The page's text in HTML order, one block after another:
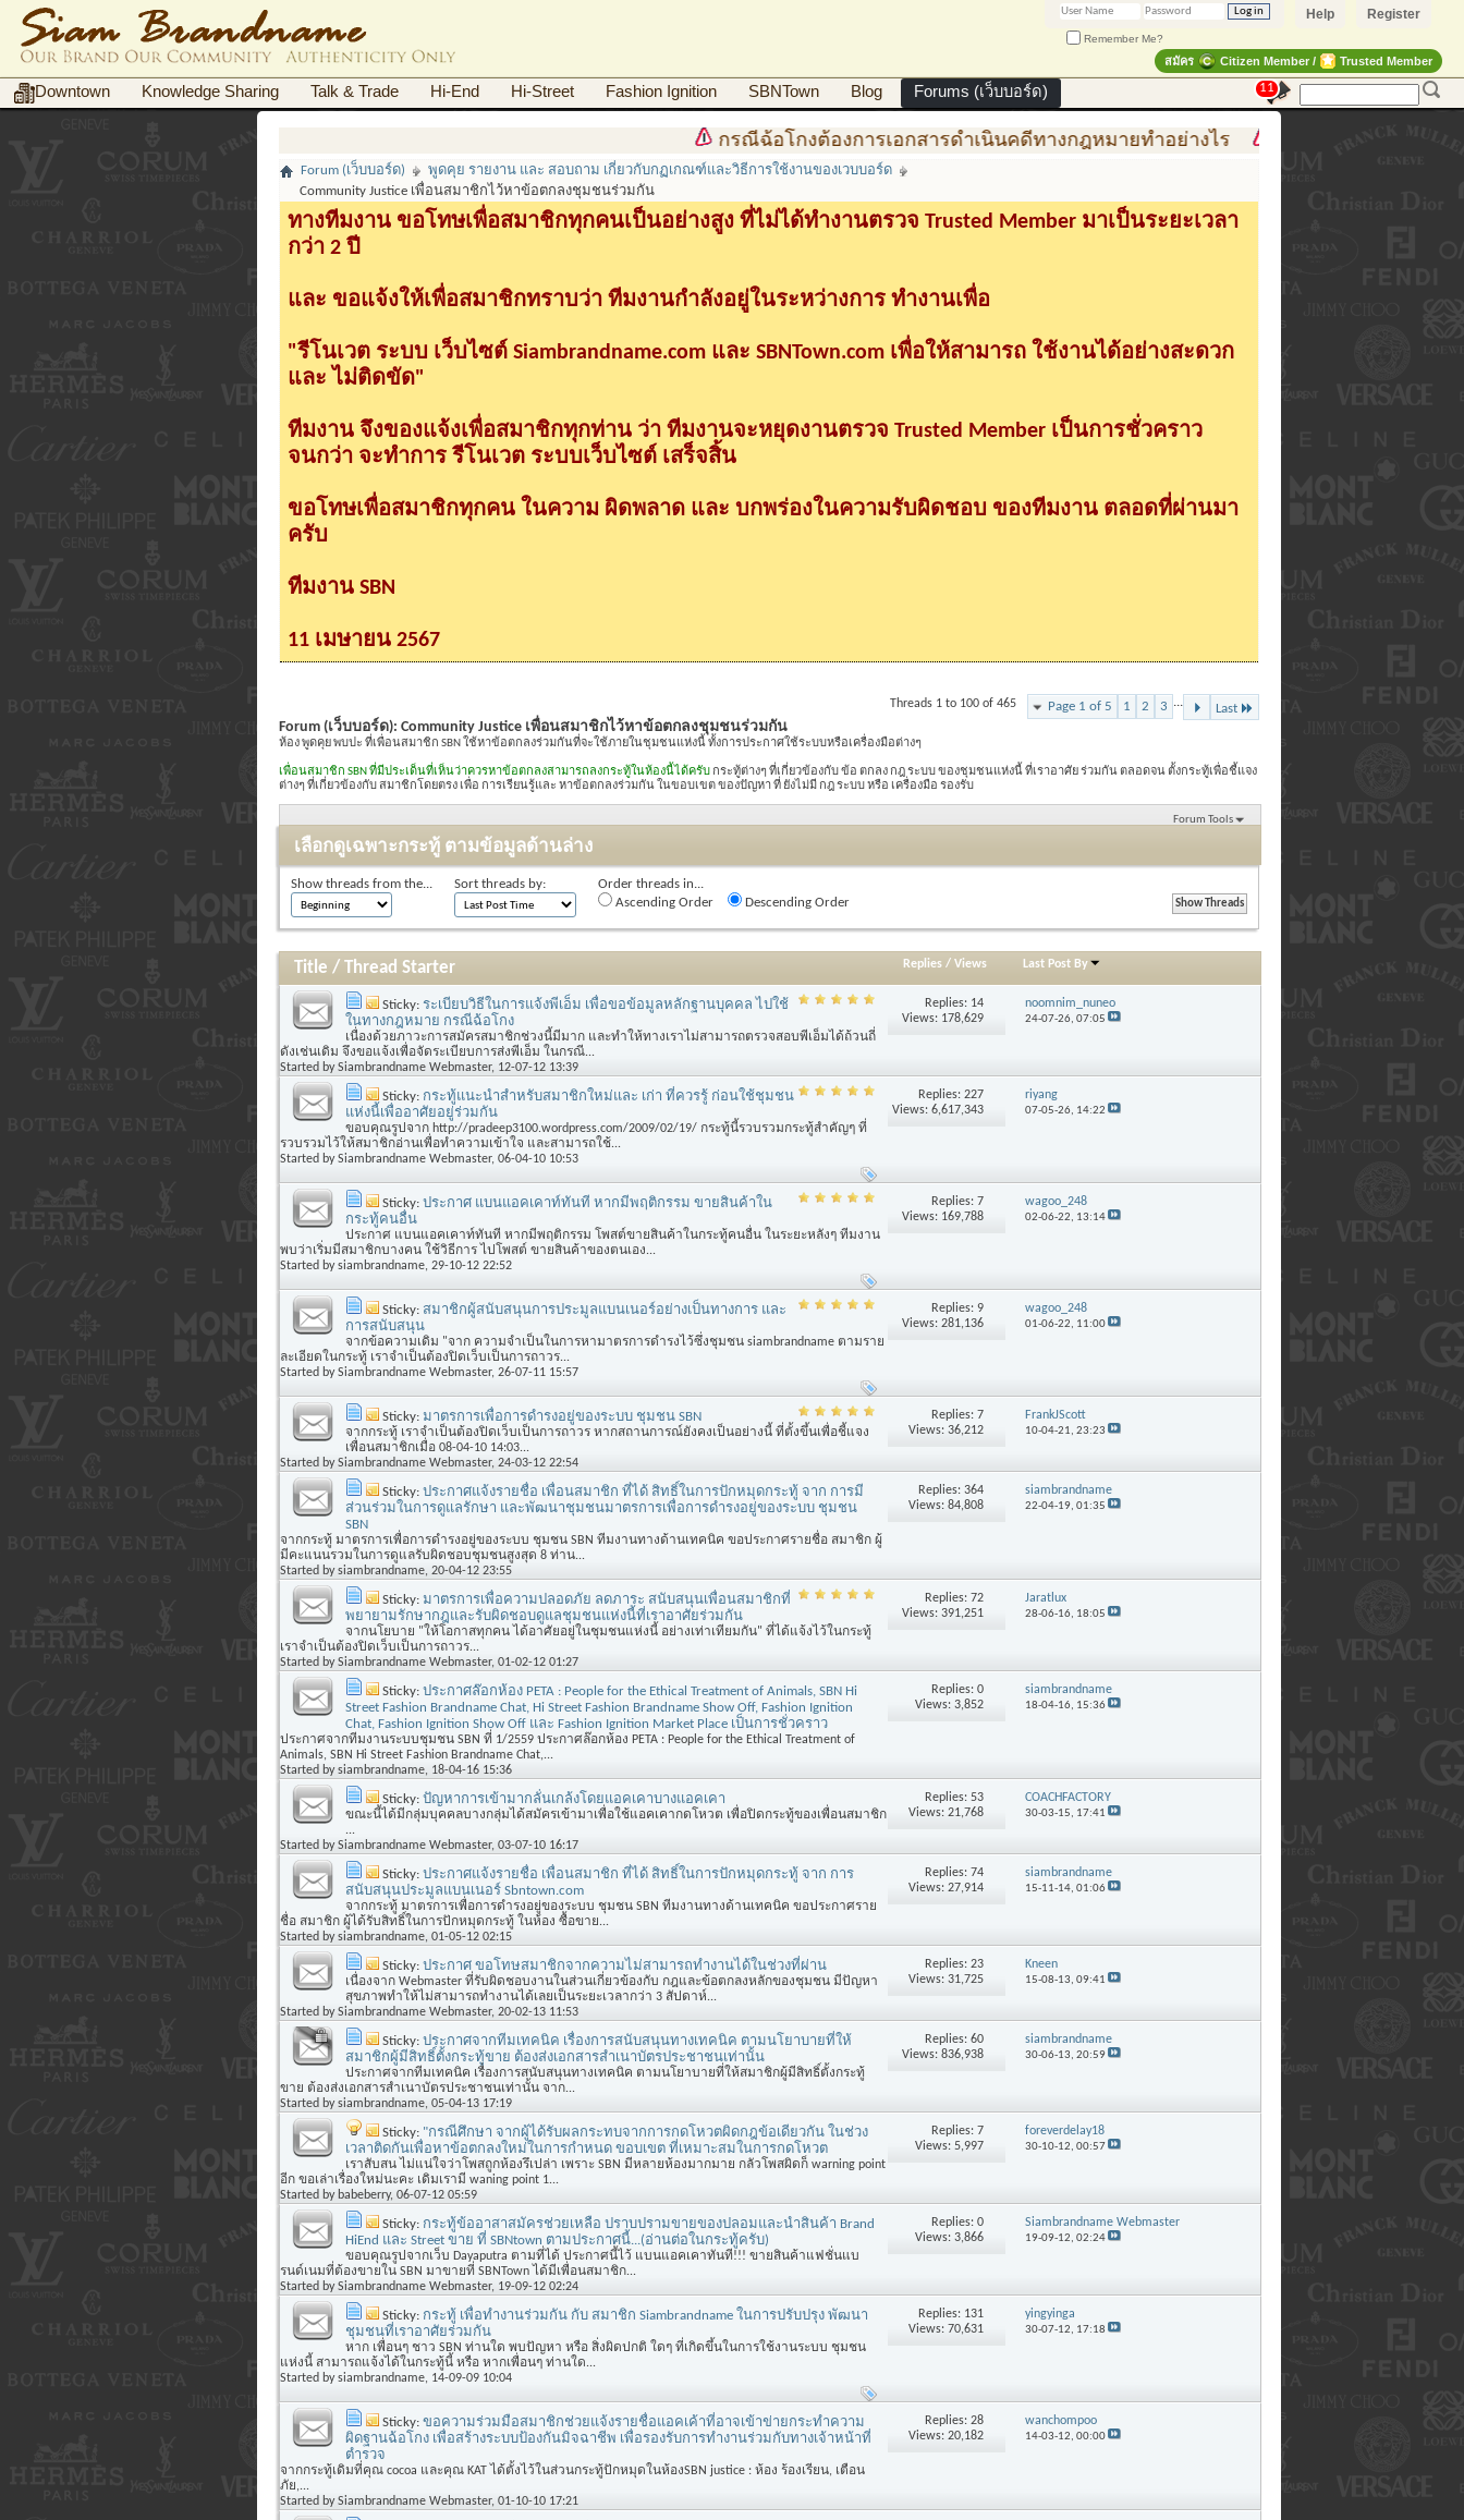
Register
Help
Remember Me?
สมัคร Citizen Member / Trusted Member
Downtown Knowledge Sharing Talk & Trade Hi-End Hi-Street Fashion Ignition SBNTown Blog Forums (เว็บบอร์ด) 11
กรณีฉ้อโกงต้องการเอกสารดำเนินคดีทางกฎหมายทำอย่างไร การสร้าง สินค้าแฟชั่น สู่สินค้
Forum (เว็บบอร์ด)
พูดคุย รายงาน และ สอบถาม เกี่ยวกับกฏเกณฑ์และวิธีการใช้งานของเวบบอร์ด
Community Justice เพื่อนสมาชิกไว้หาข้อตกลงชุมชนร่วมกัน
ทางทีมงาน ขอโทษเพื่อสมาชิกทุกคนเป็นอย่างสูง ที่ไม่ได้ทำงานตรวจ Trusted Member มาเป็นระยะเวลา
กว่า 2 ปี
และ ขอแจ้งให้เพื่อสมาชิกทราบว่า ทีมงานกำลังอยู่ในระหว่างการ ทำงานเพื่อ
"รีโนเวต ระบบ เว็บไซต์ Siambrandname.com และ SBNTown.com เพื่อให้สามารถ ใช้งานได้อย่างสะดวก
และ ไม่ติดขัด"
ทีมงาน จึงของแจ้งเพื่อสมาชิกทุกท่าน ว่า ทีมงานจะหยุดงานตรวจ Trusted Member เป็นการชั่วคราว
จนกว่า จะทำการ รีโนเวต ระบบเว็บไซต์ เสร็จสิ้น
ขอโทษเพื่อสมาชิกทุกคน ในความ ผิดพลาด และ บกพร่องในความรับผิดชอบ ของทีมงาน ตลอดที่ผ่านมา
ครับ
ทีมงาน SBN
11 เมษายน 2567
Page 1 of 5 1 2 3 ... Last
Threads 1 to 100 of 465
Forum (เว็บบอร์ด): Community Justice เพื่อนสมาชิกไว้หาข้อตกลงชุมชนร่วมกัน
ห้อง พูดคุย พบปะ ที่เพื่อนสมาชิก SBN ใช้หาข้อตกลงร่วมกันที่จะใช้ภายในชุมชนแห่งนี้ ทั้งการประกาศใช้ระบบหรือเครื่องมือต่างๆ
เพื่อนสมาชิก SBN ที่มีประเด็นที่เห็นว่าควรหาข้อตกลงสามารถลงกระทู้ในห้องนี้ได้ครับ กระทู้ต่างๆ ที่เกี่ยวข้องกับ ข้อ ตกลง กฎ ระบบ ของชุมชนแห่งนี้ ที่เราอาศัย ร่วมกัน ตลอดจน ตั้งกระทู้เพื่อชี้แจง
ต่างๆ ที่เกี่ยวข้องกับ สมาชิกโดยตรง เพื่อ การเรียนรู้และ หาข้อตกลงร่วมกัน ในขอบเขต ของปัญหา ที่ ยังไม่มี กฎ ระบบ หรือ เครื่องมือ รองรับ
Forum Tools
เลือกดูเฉพาะกระทู้ ตามข้อมูลด้านล่าง
Show threads from the... Sort threads by:
Order threads in...
Ascending Order
Descending Order
Title / Thread Starter Replies/ Views Last Post By
Sticky: ระเบียบวิธีในการแจ้งพีเอ็ม เพื่อขอข้อมูลหลักฐานบุคคล ไปใช้
ในทางกฎหมาย กรณีฉ้อโกง
เนื่องด้วยภาวะการสมัครสมาชิกช่วงนี้มีมาก และทำให้ทางเราไม่สามารถตรวจสอบพีเอ็มได้ถ้วนถี่
ดังเช่นเดิม จึงขอแจ้งเพื่อจัดระเบียบการส่งพีเอ็ม ในกรณี...
Started bySiambrandname Webmaster, 12-07-12 13:39
Replies: 14
Views: 178,629
noomnim_nuneo
24-07-26, 07:05
Sticky: กระทู้แนะนำสำหรับสมาชิกใหม่และ เก่า ที่ควรรู้ ก่อนใช้ชุมชน
แห่งนี้เพื่ออาศัยอยู่ร่วมกัน
ขอบคุณรูปจาก http://pradeep3100.wordpress.com/2009/02/19/ กระทู้นี้รวบรวมกระทู้สำคัญๆ ที่
รวบรวมไว้ให้สมาชิกอ่านเพื่อทำความเข้าใจ และสามารถใช้...
Started bySiambrandname Webmaster, 06-04-10 10:53
Replies: 227
Views: 6,617,343
riyang
07-05-26, 14:22
Sticky: ประกาศ แบนแอคเคาท์ทันที หากมีพฤติกรรม ขายสินค้าใน
กระทู้คนอื่น
ประกาศ แบนแอคเคาท์ทันที หากมีพฤติกรรม โพสต์ขายสินค้าในกระทู้คนอื่น ในระยะหลังๆ ทีมงาน
พบว่าเริ่มมีสมาชิกบางคน ใช้วิธีการ ไปโพสต์ ขายสินค้าของตนเอง...
Started bysiambrandname, 29-10-12 22:52
Replies: 7
Views: 169,788
wagoo_248
02-06-22, 13:14
Sticky: สมาชิกผู้สนับสนุนการประมูลแบนเนอร์อย่างเป็นทางการ และ
การสนับสนุน
จากข้อความเดิม "จาก ความจำเป็นในการหามาตรการดำรงไว้ซึ่งชุมชน siambrandname ตามราย
ละเอียดในกระทู้ เราจำเป็นต้องปิดเว็บเป็นการถาวร...
Started bySiambrandname Webmaster, 26-07-11 15:57
Replies: 9
Views: 281,136
wagoo_248
01-06-22, 11:00
Sticky: มาตรการเพื่อการดำรงอยู่ของระบบ ชุมชน SBN
จากกระทู้ เราจำเป็นต้องปิดเว็บเป็นการถาวร หากสถานการณ์ยังคงเป็นอย่างนี้ ที่ตั้งขึ้นเพื่อชี้แจง
เพื่อนสมาชิกเมื่อ 08-04-10 14:03...
Started bySiambrandname Webmaster, 24-03-12 22:54
Replies: 7
Views: 36,212
FrankJScott
10-04-21, 23:23
Sticky: ประกาศแจ้งรายชื่อ เพื่อนสมาชิก ที่ได้ สิทธิ์ในการปักหมุดกระทู้ จาก การมี
ส่วนร่วมในการดูแลรักษา และพัฒนาชุมชนมาตรการเพื่อการดำรงอยู่ของระบบ ชุมชน
SBN
จากกระทู้ มาตรการเพื่อการดำรงอยู่ของระบบ ชุมชน SBN ทีมงานทางด้านเทคนิค ขอประกาศรายชื่อ สมาชิก ผู้
มีคะแนนรวมในการดูแลรับผิดชอบชุมชนสูงสุด 8 ท่าน...
Started bysiambrandname, 20-04-12 23:55
Replies: 364
Views: 84,808
siambrandname
22-04-19, 01:35
Sticky: มาตรการเพื่อความปลอดภัย ลดภาระ สนับสนุนเพื่อนสมาชิกที่
พยายามรักษากฎและรับผิดชอบดูแลชุมชนแห่งนี้ที่เราอาศัยร่วมกัน
จากนโยบาย "ให้โอกาสทุกคน ได้อาศัยอยู่ในชุมชนแห่งนี้ อย่างเท่าเทียมกัน" ที่ได้แจ้งไว้ในกระทู้
เราจำเป็นต้องปิดเว็บเป็นการถาวร...
Started bySiambrandname Webmaster, 01-02-12 01:27
Replies: 72
Views: 391,251
Jaratlux
28-06-16, 18:05
Sticky: ประกาศล๊อกห้อง PETA : People for the Ethical Treatment of Animals, SBN Hi
Street Fashion Brandname Chat, Hi Street Fashion Brandname Show Off, Fashion Ignition
Chat, Fashion Ignition Show Off และ Fashion Ignition Market Place เป็นการชั่วคราว
ประกาศจากทีมงานระบบชุมชน SBN ที่ 1/2559 ประกาศล๊อกห้อง PETA : People for the Ethical Treatment of
Animals, SBN Hi Street Fashion Brandname Chat,...
Started bysiambrandname, 18-04-16 15:36
Replies: 0
Views: 3,852
siambrandname
18-04-16, 15:36
Sticky: ปัญหาการเข้ามากลั่นเกล้งโดยแอคเคาบางแอคเคา
ขณะนี้ได้มีกลุ่มบุคคลบางกลุ่มได้สมัครเข้ามาเพื่อใช้แอคเคากดโหวต เพื่อปิดกระทู้ของเพื่อนสมาชิก
...
Started bySiambrandname Webmaster, 03-07-10 16:17
Replies: 53
Views: 21,768
COACHFACTORY
30-03-15, 17:41
Sticky: ประกาศแจ้งรายชื่อ เพื่อนสมาชิก ที่ได้ สิทธิ์ในการปักหมุดกระทู้ จาก การ
สนับสนุนประมูลแบนเนอร์ Sbntown.com
จากกระทู้ มาตรการเพื่อการดำรงอยู่ของระบบ ชุมชน SBN ทีมงานทางด้านเทคนิค ขอประกาศราย
ชื่อ สมาชิก ผู้ได้รับสิทธิ์ในการปักหมุดกระทู้ ในห้อง ซื้อขาย...
Started bysiambrandname, 01-05-12 02:15
Replies: 74
Views: 27,914
siambrandname
15-11-14, 01:06
Sticky: ประกาศ ขอโทษสมาชิกจากความไม่สามารถทำงานได้ในช่วงที่ผ่าน
เนื่องจาก Webmaster ที่รับผิดชอบงานในส่วนเกี่ยวข้องกับ กฎและข้อตกลงหลักของชุมชน มีปัญหา
สุขภาพทำให้ไม่สามารถทำงานได้เลยเป็นระยะเวลากว่า 3 สัปดาห์...
Started bySiambrandname Webmaster, 20-02-13 11:53
Replies: 23
Views: 31,725
Kneen
15-08-13, 09:41
Sticky: ประกาศจากทีมเทคนิค เรื่องการสนับสนุนทางเทคนิค ตามนโยาบายที่ให้
สมาชิกผู้มีสิทธิ์ตั้งกระทู้ขาย ต้องส่งเอกสารสำเนาบัตรประชาชนเท่านั้น
ประกาศจากทีมเทคนิค เรื่องการสนับสนุนทางเทคนิค ตามนโยาบายที่ให้สมาชิกผู้มีสิทธิ์ตั้งกระทู้
ขาย ต้องส่งเอกสารสำเนาบัตรประชาชนเท่านั้น จาก...
Started bysiambrandname, 05-04-13 17:19
Replies: 60
Views: 836,938
siambrandname
30-06-13, 20:59
Sticky: "กรณีศึกษา จากผู้ได้รับผลกระทบจากการกดโหวตผิดกฎข้อเดียวกัน ในช่วง
เวลาติดกันเพื่อหาข้อตกลงใหม่ในการกำหนด ขอบเขต ที่เหมาะสมในการกดโหวต
เราสับสน ไม่แน่ใจว่าโพสถูกห้องรึเปล่า เพราะ SBN มีหลายห้องมากมาย กลัวโพสผิดก็ warning point
อีก ขอเล่าเรื่องใหม่นะคะ เดิมเรามี waning point 1...
Started by babeberry, 06-07-12 05:59
Replies: 7
Views: 5,997
foreverdelay18
30-10-12, 00:57
Sticky: กระทู้ข้ออาสาสมัครช่วยเหลือ ปราบปรามขายของปลอมและนำสินค้า Brand
HiEnd และ Street ขาย ที่ SBNtown ตามประกาศนี้...(อ่านต่อในกระทู้ครับ)
ขอบคุณรูปจากเว็บ Dayaputra ตามที่ได้ ประกาศนี้ไว้ แบนแอคเคาทันที!!! ขายสินค้าแฟชั่นแบ
รนด์เนมที่ต้องขายใน SBN มาขายที่ SBNTown ได้มีเพื่อนสมาชิก...
Started bySiambrandname Webmaster, 19-09-12 02:24
Replies: 0
Views: 3,866
Siambrandname Webmaster
19-09-12, 02:24
Sticky: กระทู้ เพื่อทำงานร่วมกัน กับ สมาชิก Siambrandname ในการปรับปรุง พัฒนา
ชุมชนที่เราอาศัยร่วมกัน
หาก เพื่อนๆ ชาว SBN ท่านใด พบปัญหา หรือ สิ่งผิดปกติ ใดๆ ที่เกิดขึ้นในการใช้งานระบบ ชุมชน
แห่งนี้ สามารถแจ้งได้ในกระทู้นี้ หรือ หากเพื่อนๆ ท่านใด...
Started bysiambrandname, 14-09-09 10:04
Replies: 131
Views: 70,631
yingyinga
30-07-12, 17:18
Sticky: ขอความร่วมมือสมาชิกช่วยแจ้งรายชื่อแอคเค้าที่อาจเข้าข่ายกระทำความ
ผิดฐานฉ้อโกง เพื่อสร้างระบบป้องกันมิจฉาชีพ เพื่อรองรับการทำงานร่วมกับทางเจ้าหน้าที่
ตำรวจ
จากกระทู้เดิมที่คุณ cocoa และคุณ KAT ได้ตั้งไว้ในส่วนกระทู้ปักหมุดในห้องSBN justice : ห้อง ร้องเรียน, เตือน
ภัย,...
Started bySiambrandname Webmaster, 01-10-10 17:21
Replies: 28
Views: 20,182
wanchompoo
14-03-12, 00:00